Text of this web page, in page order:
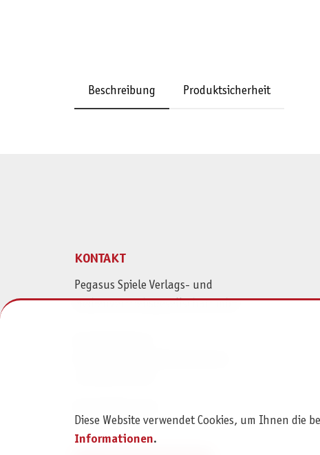
Beschreibung Produktsicherheit
KONTAKT
Pegasus Spiele Verlags- und
Medienvertriebsgesellschaft mbH
Diese Website verwendet Cookies, um Ihnen
Informationen.